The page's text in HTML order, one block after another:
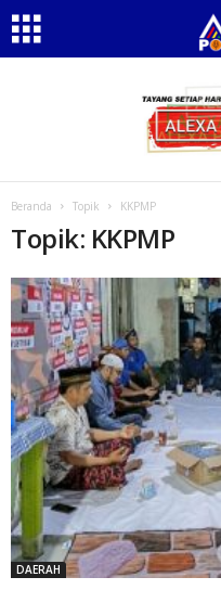
Beranda Topik KKPMP
Topik: KKPMP
DAERAH